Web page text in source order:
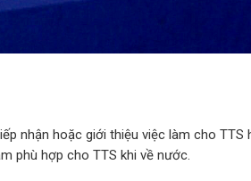
nhận hoặc giới thiệu việc làm cho TTS
phù hợp cho TTS khi về nước.